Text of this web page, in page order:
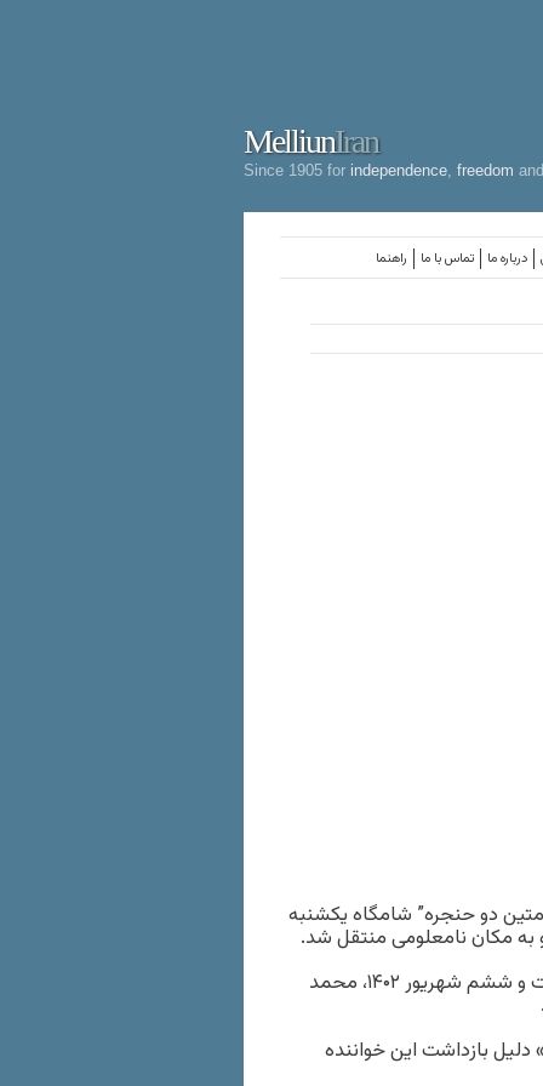
MelliunIran
Since 1905 for independence freedom
راهنما تماس با ما درباره ما
دو حنجره” شامگاه یکشنبه
مکان نامعلومی منتقل شد.
به گزارش خبرگزاری هرانا به نقل از بهارنیوز، شامگاه یکشنبه بیست و ششم شهریور ۱۴۰۲، محمد
بازداشت این خواننده